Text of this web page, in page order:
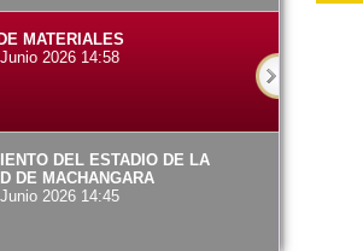
MATERIALES
2026 14:58
DEL ESTADIO DE LA
DE MACHANGARA
2026 14:45